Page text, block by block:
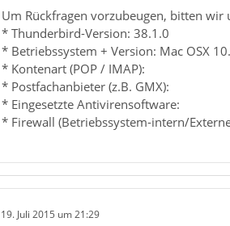
Um Rückfragen vorzubeugen, bitten wir
* Thunderbird-Version: 38.1.0
* Betriebssystem + Version: Mac OSX
* Kontenart (POP / IMAP):
* Postfachanbieter (z.B. GMX):
* Eingesetzte Antivirensoftware:
* Firewall (Betriebssystem-intern/
19. Juli 2015 um 21:29